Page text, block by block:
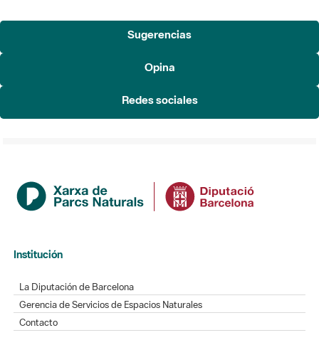
Sugerencias
Opina
Redes sociales
Institución
La Diputación de Barcelona
Gerencia de Servicios de Espacios Naturales
Contacto